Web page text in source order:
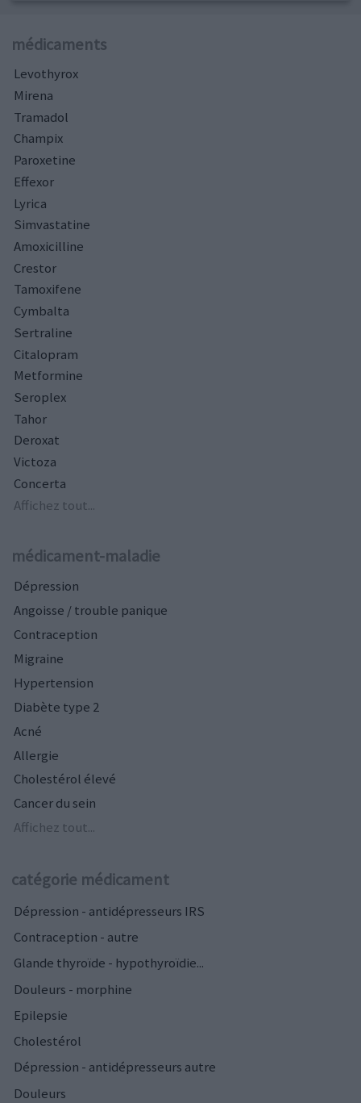
médicaments
Levothyrox
Mirena
Tramadol
Champix
Paroxetine
Effexor
Lyrica
Simvastatine
Amoxicilline
Crestor
Tamoxifene
Cymbalta
Sertraline
Citalopram
Metformine
Seroplex
Tahor
Deroxat
Victoza
Concerta
Affichez tout...
médicament-maladie
Dépression
Angoisse / trouble panique
Contraception
Migraine
Hypertension
Diabète type 2
Acné
Allergie
Cholestérol élevé
Cancer du sein
Affichez tout...
catégorie médicament
Dépression - antidépresseurs IRS
Contraception - autre
Glande thyroïde - hypothyroïdie...
Douleurs - morphine
Epilepsie
Cholestérol
Dépression - antidépresseurs autre
Douleurs